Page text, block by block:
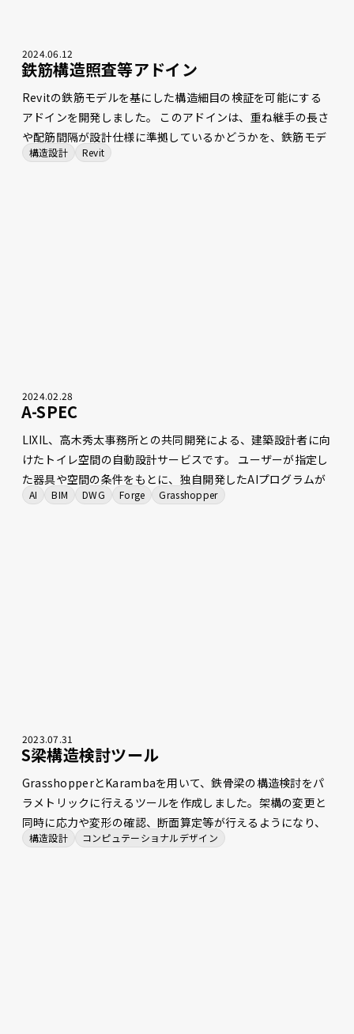
2024.06.12
鉄筋構造照査等アドイン
Revitの鉄筋モデルを基にした構造細目の検証を可能にする
アドインを開発しました。 このアドインは、重ね継手の長さ
や配筋間隔が設計仕様に準拠しているかどうかを、鉄筋モデ
ルの幾何学的な配置とパラメーターを分析することで検出し
構造設計 Revit
2024.02.28
A-SPEC
LIXIL、高木秀太事務所との共同開発による、建築設計者に向
けたトイレ空間の自動設計サービスです。 ユーザーが指定し
た器具や空間の条件をもとに、独自開発したAIプログラムが
複数のレイアウトプランを提案します。また、Autodesk
AI BIM DWG Forge Grasshopper
2023.07.31
S梁構造検討ツール
GrasshopperとKarambaを用いて、鉄骨梁の構造検討をパ
ラメトリックに行えるツールを作成しました。架構の変更と
同時に応力や変形の確認、断面算定等が行えるようになり、
単純作業の時間を削減しました。
構造設計 コンピュテーショナルデザイン